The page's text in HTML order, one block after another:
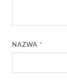
NAZWA *